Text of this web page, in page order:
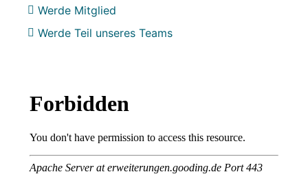
Werde Mitglied
Werde Teil unseres Teams